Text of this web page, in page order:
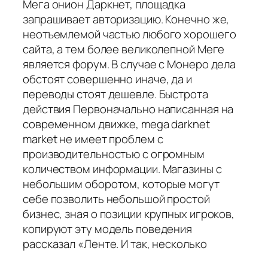
Мега онион Даркнет, площадка
запрашивает авторизацию. Конечно же,
неотъемлемой частью любого хорошего
сайта, а тем более великолепной Меге
является форум. В случае с Монеро дела
обстоят совершенно иначе, да и
переводы стоят дешевле. Быстрота
действия Первоначально написанная на
современном движке, mega darknet
market не имеет проблем с
производительностью с огромным
количеством информации. Магазины с
небольшим оборотом, которые могут
себе позволить небольшой простой
бизнес, зная о позиции крупных игроков,
копируют эту модель поведения
рассказал «Ленте. И так, несколько